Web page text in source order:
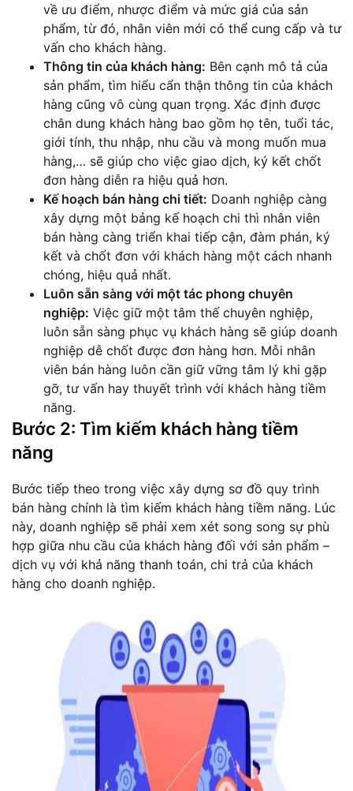
về ưu điểm, nhược điểm và mức giá của sản
phẩm, từ đó, nhân viên mới có thể cung cấp và tư
vấn cho khách hàng.
Thông tin của khách hàng: Bên cạnh mô tả của
sản phẩm, tìm hiểu cẩn thận thông tin của khách
hàng cũng vô cùng quan trọng. Xác định được
chân dung khách hàng bao gồm họ tên, tuổi tác,
giới tính, thu nhập, nhu cầu và mong muốn mua
hàng,… sẽ giúp cho việc giao dịch, ký kết chốt
đơn hàng diễn ra hiệu quả hơn.
Kế hoạch bán hàng chi tiết: Doanh nghiệp càng
xây dựng một bảng kế hoạch chi thì nhân viên
bán hàng càng triển khai tiếp cận, đàm phán, ký
kết và chốt đơn với khách hàng một cách nhanh
chóng, hiệu quả nhất.
Luôn sẵn sàng với một tác phong chuyên
nghiệp: Việc giữ một tâm thế chuyên nghiệp,
luôn sẵn sàng phục vụ khách hàng sẽ giúp doanh
nghiệp dễ chốt được đơn hàng hơn. Mỗi nhân
viên bán hàng luôn cần giữ vững tâm lý khi gặp
gỡ, tư vấn hay thuyết trình với khách hàng tiềm
năng.
Bước 2: Tìm kiếm khách hàng tiềm
năng
Bước tiếp theo trong việc xây dựng sơ đồ quy trình
bán hàng chính là tìm kiếm khách hàng tiềm năng. Lúc
này, doanh nghiệp sẽ phải xem xét song song sự phù
hợp giữa nhu cầu của khách hàng đối với sản phẩm –
dịch vụ với khả năng thanh toán, chi trả của khách
hàng cho doanh nghiệp.